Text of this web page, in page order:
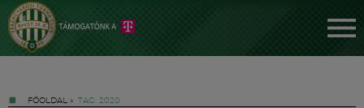
FŐOLDAL » TAG: 2020